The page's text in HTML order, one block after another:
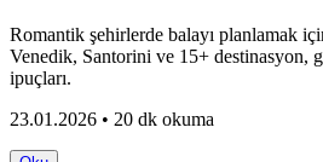
Romantik şehirlerde balayı planlamak
Venedik, Santorini ve 15+ destinasyon,
ipuçları.
23.01.2026 • 20 dk okuma